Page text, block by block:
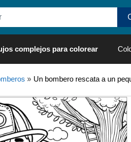
complejos para colorear
» Un bombero rescata a un